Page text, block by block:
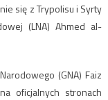
się z Trypolisu i Syrty
(LNA) Ahmed al-
(GNA) Faiz
oficjalnych stronach